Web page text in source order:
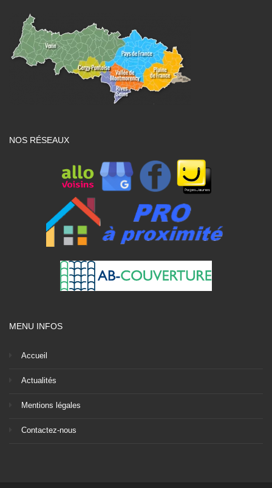
NOS RÉSEAUX
MENU INFOS
Accueil
Actualités
Mentions légales
Contactez-nous